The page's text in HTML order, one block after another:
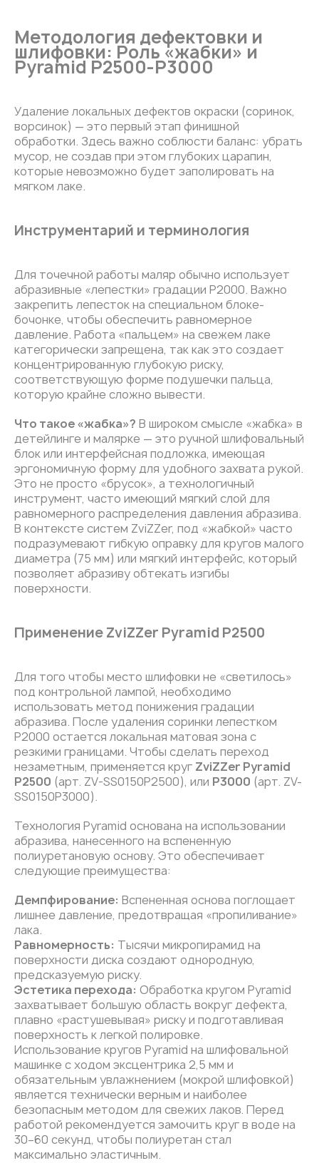
Методология дефектовки и
шлифовки: Роль «жабки» и
Pyramid P2500-Р3000
Удаление локальных дефектов окраски (соринок,
ворсинок) — это первый этап финишной
обработки. Здесь важно соблюсти баланс: убрать
мусор, не создав при этом глубоких царапин,
которые невозможно будет заполировать на
мягком лаке.
Инструментарий и терминология
Для точечной работы маляр обычно использует
абразивные «лепестки» градации P2000. Важно
закрепить лепесток на специальном блоке-
бочонке, чтобы обеспечить равномерное
давление. Работа «пальцем» на свежем лаке
категорически запрещена, так как это создает
концентрированную глубокую риску,
соответствующую форме подушечки пальца,
которую крайне сложно вывести.
Что такое «жабка»? В широком смысле «жабка» в
детейлинге и малярке — это ручной шлифовальный
блок или интерфейсная подложка, имеющая
эргономичную форму для удобного захвата рукой.
Это не просто «брусок», а технологичный
инструмент, часто имеющий мягкий слой для
равномерного распределения давления абразива.
В контексте систем ZviZZer, под «жабкой» часто
подразумевают гибкую оправку для кругов малого
диаметра (75 мм) или мягкий интерфейс, который
позволяет абразиву обтекать изгибы
поверхности.
Применение ZviZZer Pyramid P2500
Для того чтобы место шлифовки не «светилось»
под контрольной лампой, необходимо
использовать метод понижения градации
абразива. После удаления соринки лепестком
P2000 остается локальная матовая зона с
резкими границами. Чтобы сделать переход
незаметным, применяется круг ZviZZer Pyramid
P2500 (арт. ZV-SS0150P2500), или P3000 (арт. ZV-
SS0150P3000).
Технология Pyramid основана на использовании
абразива, нанесенного на вспененную
полиуретановую основу. Это обеспечивает
следующие преимущества:
Демпфирование: Вспененная основа поглощает
лишнее давление, предотвращая «пропиливание»
лака.
Равномерность: Тысячи микропирамид на
поверхности диска создают однородную,
предсказуемую риску.
Эстетика перехода: Обработка кругом Pyramid
захватывает большую область вокруг дефекта,
плавно «растушевывая» риску и подготавливая
поверхность к легкой полировке.
Использование кругов Pyramid на шлифовальной
машинке с ходом эксцентрика 2,5 мм и
обязательным увлажнением (мокрой шлифовкой)
является технически верным и наиболее
безопасным методом для свежих лаков. Перед
работой рекомендуется замочить круг в воде на
30–60 секунд, чтобы полиуретан стал
максимально эластичным.